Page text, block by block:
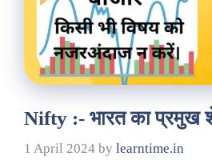
Nifty :- भारत का प्रमुख
1 April 2024 by learntime.in